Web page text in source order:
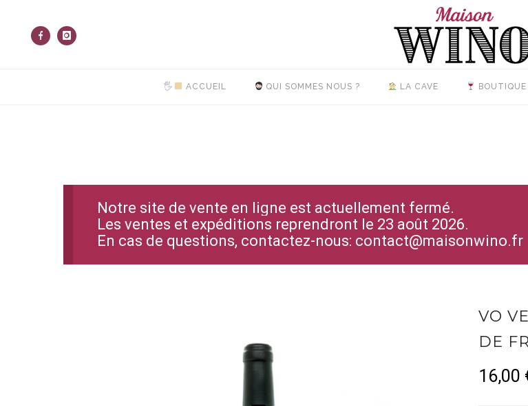
🖐 ACCUEIL QUI SOMMES NOUS ? LA CAVE
Notre site de vente en ligne est actuellement fermé.
Les ventes et expéditions reprendront le 23 août 2026.
En cas de questions, contactez-nous: contact@maisonwino.fr
VO
DE
16,00